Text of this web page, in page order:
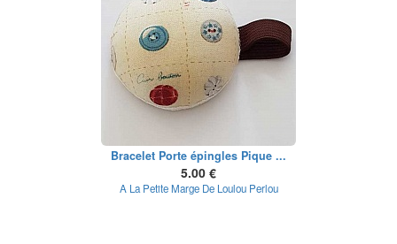
Bracelet Porte épingles Pique ...
5.00 €
A La Petite Marge De Loulou Perlou